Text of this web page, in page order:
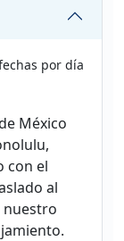
por día
México
con el
al
nuestro